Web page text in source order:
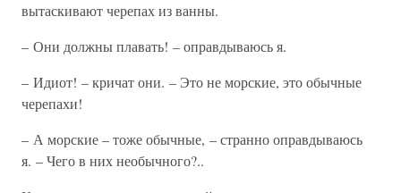
вытаскивают черепах из ванны.
– Они должны плавать! – оправдываюсь я.
– Идиот! – кричат они. – Это не морские, это обычные
черепахи!
– А морские – тоже обычные, – странно оправдываюсь
я. – Чего в них необычного?..